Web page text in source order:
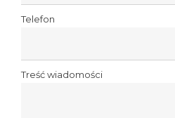
Telefon
Treść wiadomości